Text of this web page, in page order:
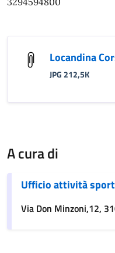
Locandina
JPG 212,5K
A cura di
Ufficio attività
Via Don Minzoni,12,